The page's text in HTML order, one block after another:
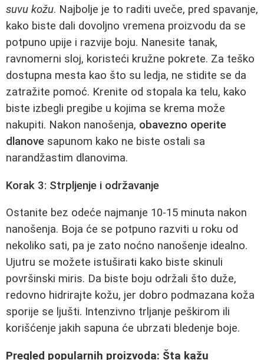
suvu kožu. Najbolje je to raditi uveče, pred spavanje,
kako biste dali dovoljno vremena proizvodu da se
potpuno upije i razvije boju. Nanesite tanak,
ravnomerni sloj, koristeći kružne pokrete. Za teško
dostupna mesta kao što su ledja, ne stidite se da
zatražite pomoć. Krenite od stopala ka telu, kako
biste izbegli pregibe u kojima se krema može
nakupiti. Nakon nanošenja, obavezno operite
dlanove sapunom kako ne biste ostali sa
narandžastim dlanovima.
Korak 3: Strpljenje i održavanje
Ostanite bez odeće najmanje 10-15 minuta nakon
nanošenja. Boja će se potpuno razviti u roku od
nekoliko sati, pa je zato noćno nanošenje idealno.
Ujutru se možete istuširati kako biste skinuli
površinski miris. Da biste boju održali što duže,
redovno hidrirajte kožu, jer dobro podmazana koža
sporije se ljušti. Intenzivno trljanje peškirom ili
korišćenje jakih sapuna će ubrzati bledenje boje.
Pregled popularnih proizvoda: Šta kažu